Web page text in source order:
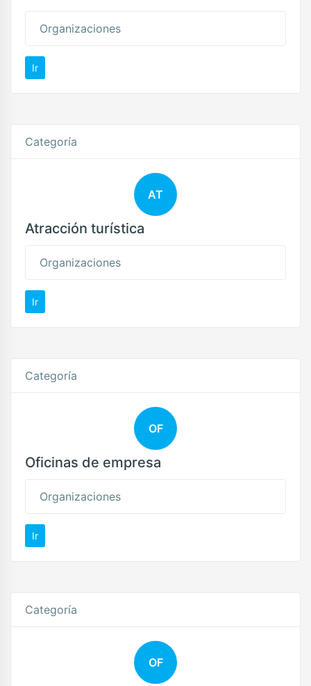
Organizaciones
Ir
Categoría
AT
Atracción turística
Organizaciones
Ir
Categoría
OF
Oficinas de empresa
Organizaciones
Ir
Categoría
OF